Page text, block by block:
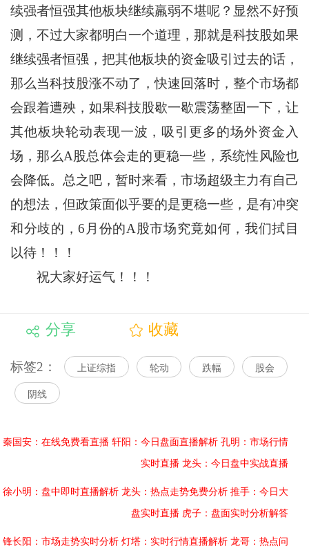
续强者恒强其他板块继续羸弱不堪呢？显然不好预
测，不过大家都明白一个道理，那就是科技股如果
继续强者恒强，把其他板块的资金吸引过去的话，
那么当科技股涨不动了，快速回落时，整个市场都
会跟着遭殃，如果科技股歇一歇震荡整固一下，让
其他板块轮动表现一波，吸引更多的场外资金入
场，那么A股总体会走的更稳一些，系统性风险也
会降低。总之吧，暂时来看，市场超级主力有自己
的想法，但政策面似乎要的是更稳一些，是有冲突
和分歧的，6月份的A股市场究竟如何，我们拭目
以待！！！
祝大家好运气！！！
分享 收藏
标签2： 上证综指 轮动 跌幅 股会
阴线
秦国安：在线免费看直播 轩阳：今日盘面直播解析 孔明：市场行情
实时直播 龙头：今日盘中实战直播
徐小明：盘中即时直播解析 龙头：热点走势免费分析 推手：今日大
盘实时直播 虎子：盘面实时分析解答
锋长阳：市场走势实时分析 灯塔：实时行情直播解析 龙哥：热点问